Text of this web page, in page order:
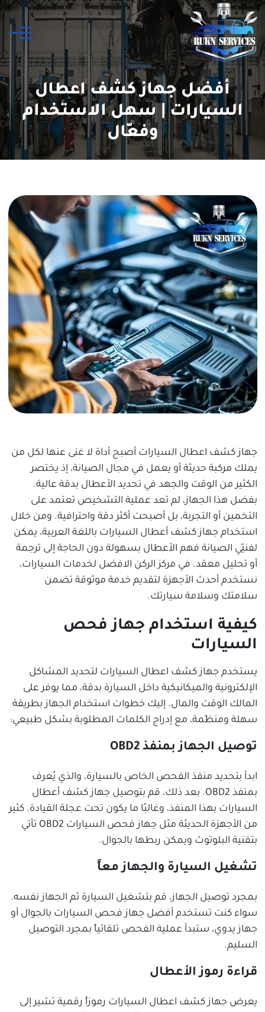
أفضل جهاز كشف اعطال
السيارات | سهل الاستخدام
وفعّال
جهاز كشف اعطال السيارات أصبح أداة لا غنى عنها لكل من
يملك مركبة حديثة أو يعمل في مجال الصيانة، إذ يختصر
الكثير من الوقت والجهد في تحديد الأعطال بدقة عالية.
بفضل هذا الجهاز، لم تعد عملية التشخيص تعتمد على
التخمين أو التجربة، بل أصبحت أكثر دقة واحترافية. ومن خلال
استخدام جهاز كشف أعطال السيارات باللغة العربية، يمكن
لفنيّي الصيانة فهم الأعطال بسهولة دون الحاجة إلى ترجمة
أو تحليل معقد. في مركز الركن الافضل لخدمات السيارات،
نستخدم أحدث الأجهزة لتقديم خدمة موثوقة تضمن
سلامتك وسلامة سيارتك.
كيفية استخدام جهاز فحص
السيارات
يستخدم جهاز كشف اعطال السيارات لتحديد المشاكل
الإلكترونية والميكانيكية داخل السيارة بدقة، مما يوفر على
المالك الوقت والمال. إليك خطوات استخدام الجهاز بطريقة
سهلة ومنظّمة، مع إدراج الكلمات المطلوبة بشكل طبيعي:
توصيل الجهاز بمنفذ OBD2
ابدأ بتحديد منفذ الفحص الخاص بالسيارة، والذي يُعرف
بمنفذ OBD2. بعد ذلك، قم بتوصيل جهاز كشف أعطال
السيارات بهذا المنفذ، وغالبًا ما يكون تحت عجلة القيادة. كثير
من الأجهزة الحديثة مثل جهاز فحص السيارات OBD2 تأتي
بتقنية البلوتوث ويمكن ربطها بالجوال.
تشغيل السيارة والجهاز معاً
بمجرد توصيل الجهاز، قم بتشغيل السيارة ثم الجهاز نفسه.
سواء كنت تستخدم أفضل جهاز فحص السيارات بالجوال أو
جهاز يدوي، ستبدأ عملية الفحص تلقائياً بمجرد التوصيل
السليم.
قراءة رموز الأعطال
يعرض جهاز كشف اعطال السيارات رموزاً رقمية تشير إلى